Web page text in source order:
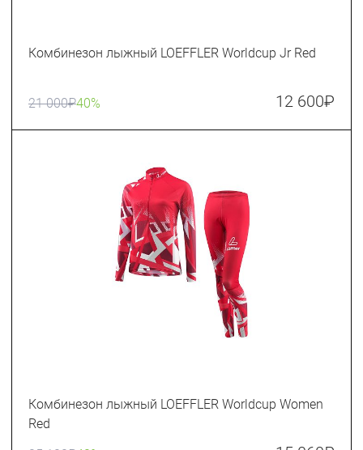
Комбинезон лыжный LOEFFLER Worldcup Jr Red
21 000₽40% 12 600₽
Комбинезон лыжный LOEFFLER Worldcup Women
Red